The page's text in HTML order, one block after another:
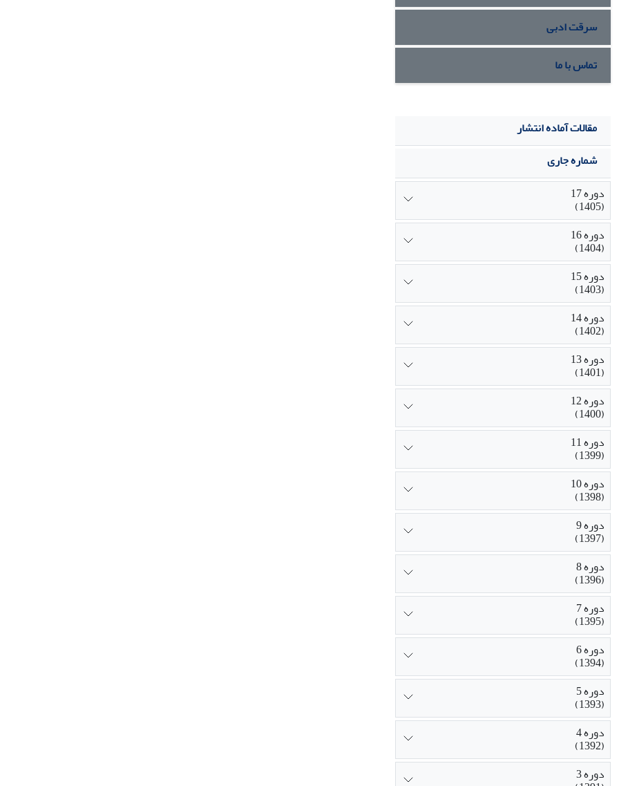
سرقت ادبی
تماس با ما
مقالات آماده انتشار
شماره جاری
دوره 17
(1405)
دوره 16
(1404)
دوره 15
(1403)
دوره 14
(1402)
دوره 13
(1401)
دوره 12
(1400)
دوره 11
(1399)
دوره 10
(1398)
دوره 9
(1397)
دوره 8
(1396)
دوره 7
(1395)
دوره 6
(1394)
دوره 5
(1393)
دوره 4
(1392)
دوره 3